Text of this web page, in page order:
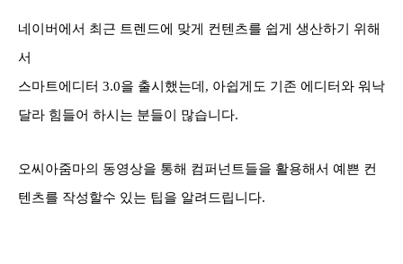
네이버에서 최근 트렌드에 맞게 컨텐츠를 쉽게 생산하기 위해
서
스마트에디터 3.0을 출시했는데, 아쉽게도 기존 에디터와 워낙
달라 힘들어 하시는 분들이 많습니다.
오씨아줌마의 동영상을 통해 컴퍼넌트들을 활용해서 예쁜 컨
텐츠를 작성할수 있는 팁을 알려드립니다.